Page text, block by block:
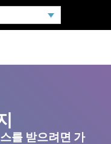
를 받으려면 가